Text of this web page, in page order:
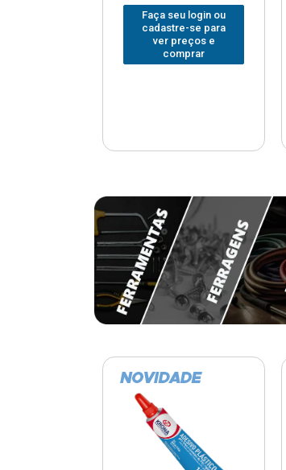
Faça seu login ou
cadastre-se para
ver preços e
comprar